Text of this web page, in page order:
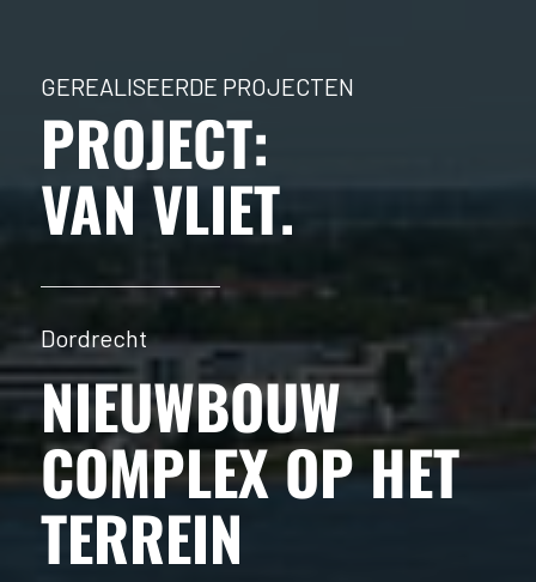
GEREALISEERDE PROJECTEN
PROJECT:
VAN VLIET.
Dordrecht
NIEUWBOUW
COMPLEX OP HET
TERREIN